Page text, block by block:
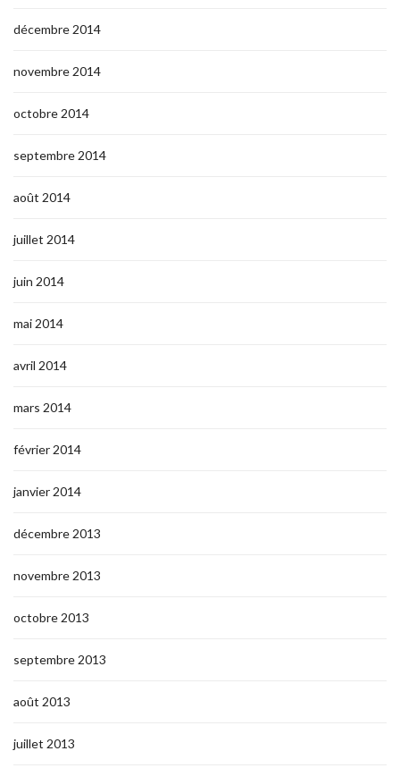
décembre 2014
novembre 2014
octobre 2014
septembre 2014
août 2014
juillet 2014
juin 2014
mai 2014
avril 2014
mars 2014
février 2014
janvier 2014
décembre 2013
novembre 2013
octobre 2013
septembre 2013
août 2013
juillet 2013